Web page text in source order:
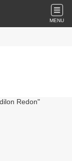
MENU